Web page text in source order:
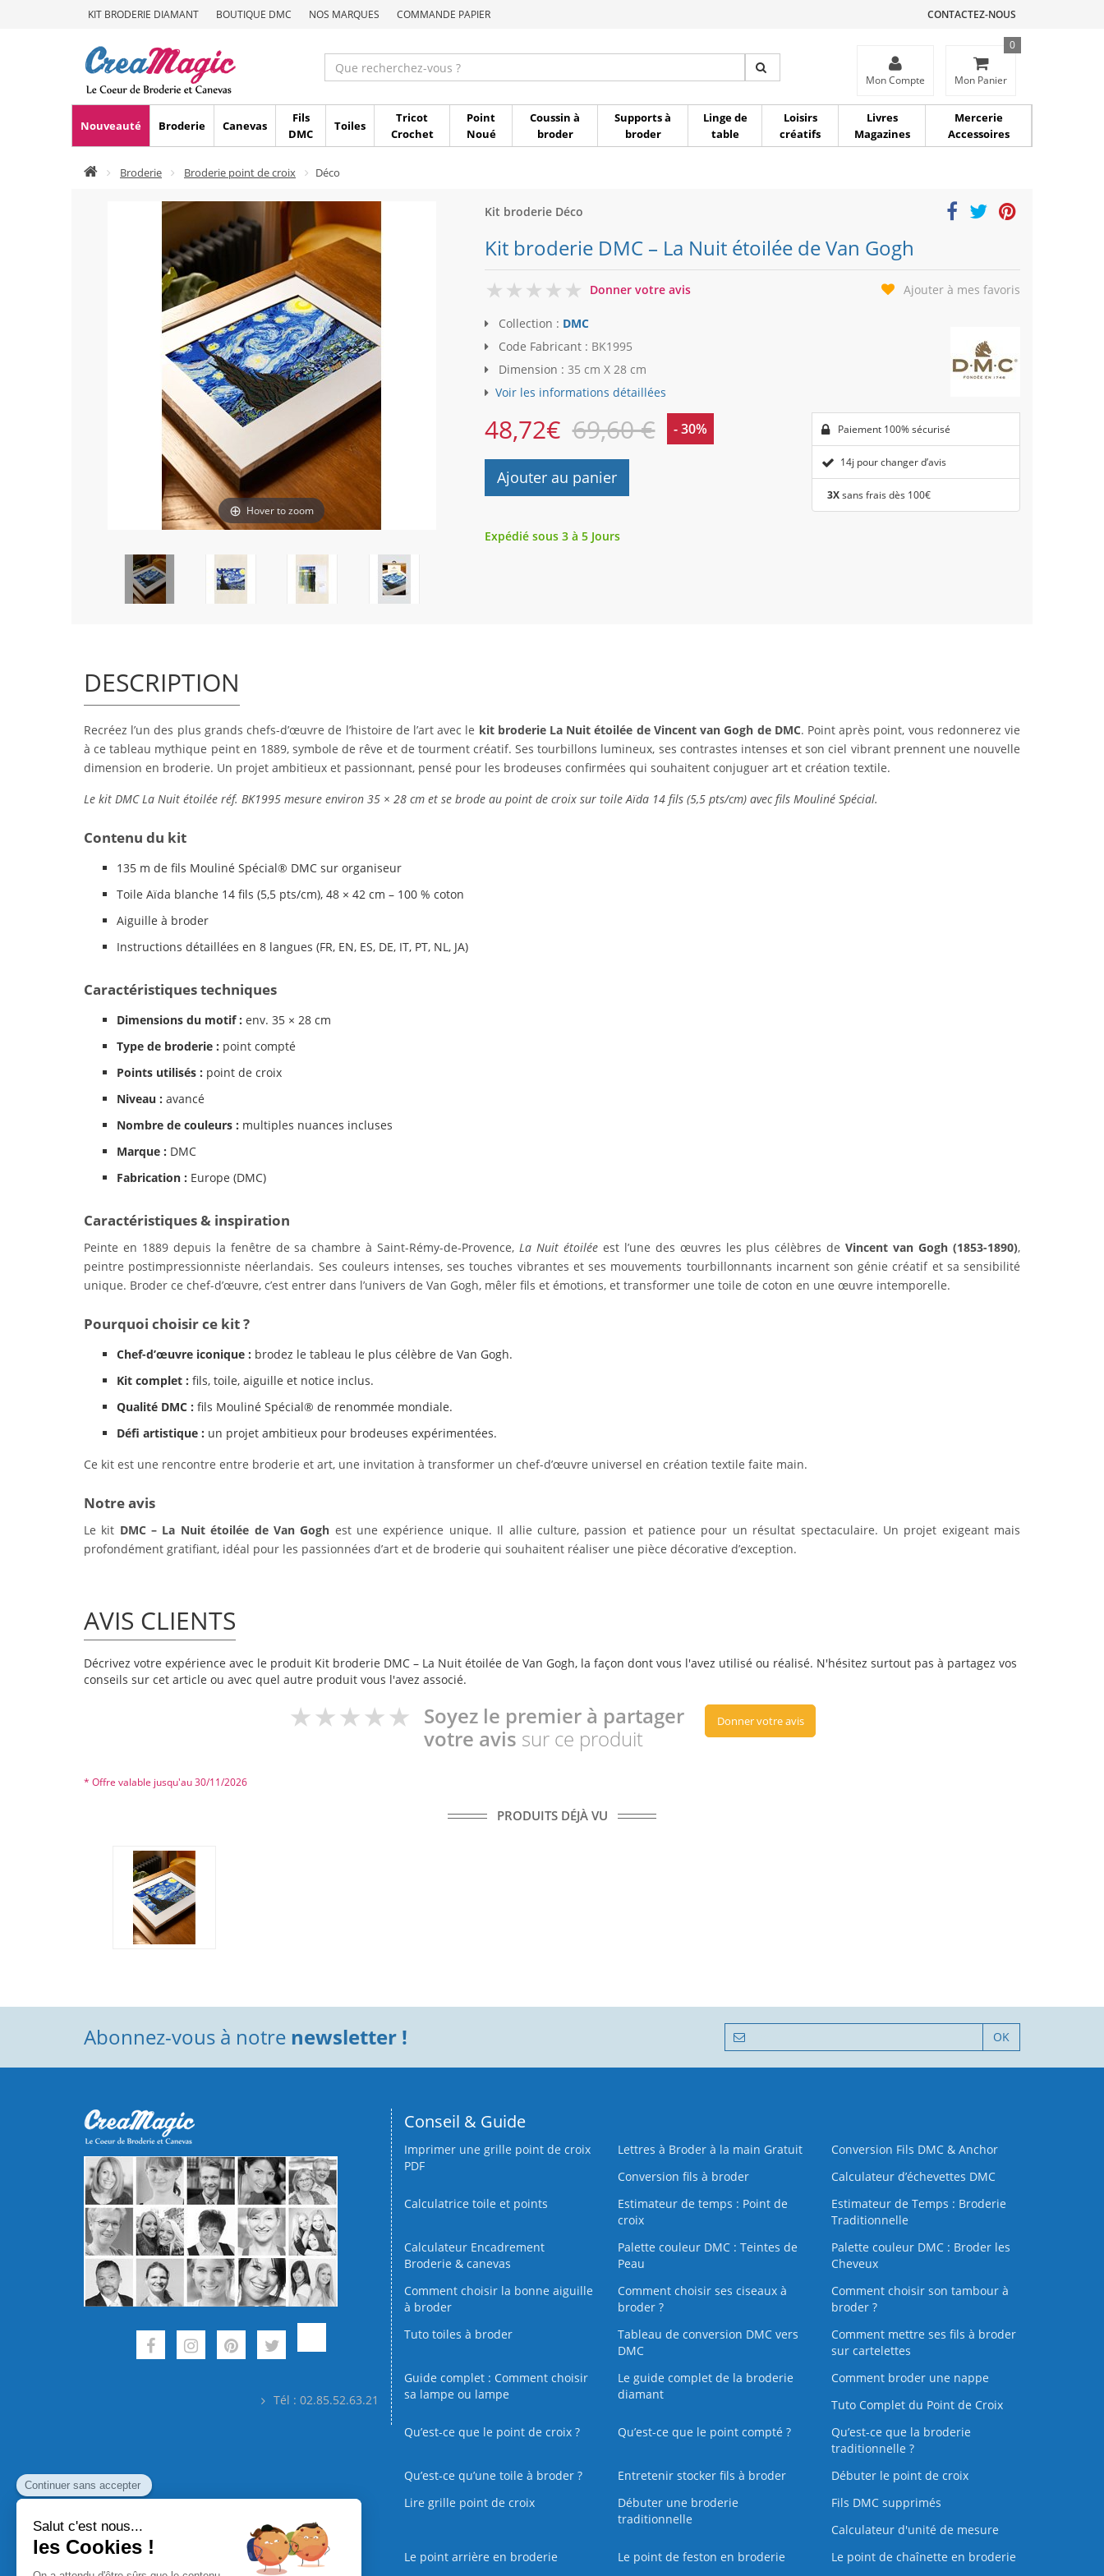
KIT BRODERIE DIAMANT BOUTIQUE DMC NOS MARQUES COMMANDE PAPIER CONTACTEZ-NOUS
Mon Compte Mon Panier
0
Nouveauté Broderie Canevas
Fils
DMC
Toiles
Tricot
Crochet
Point
Noué
Coussin à
broder
Supports à
broder
Linge de
table
Loisirs
créatifs
Livres
Magazines
Mercerie
Accessoires
Broderie Broderie point de croix Déco
Hover to zoom
Kit broderie Déco
Kit broderie DMC – La Nuit étoilée de Van Gogh
0
Donner votre avis Ajouter à mes favoris
Collection : DMC
Code Fabricant : BK1995
Dimension : 35 cm X 28 cm
Voir les informations détaillées
48,72€ 69,60 € - 30%
Ajouter au panier
Paiement 100% sécurisé
14j pour changer d’avis
3Xsans frais dès 100€
Expédié sous 3 à 5 Jours
DESCRIPTION
Recréez l’un des plus grands chefs-d’œuvre de l’histoire de l’art avec le kit broderie La Nuit étoilée de Vincent van Gogh de DMC. Point après point, vous redonnerez vie
à ce tableau mythique peint en 1889, symbole de rêve et de tourment créatif. Ses tourbillons lumineux, ses contrastes intenses et son ciel vibrant prennent une nouvelle
dimension en broderie. Un projet ambitieux et passionnant, pensé pour les brodeuses confirmées qui souhaitent conjuguer art et création textile.
Le kit DMC La Nuit étoilée réf. BK1995 mesure environ 35 × 28 cm et se brode au point de croix sur toile Aïda 14 fils (5,5 pts/cm) avec fils Mouliné Spécial.
Contenu du kit
135 m de fils Mouliné Spécial® DMC sur organiseur
Toile Aïda blanche 14 fils (5,5 pts/cm), 48 × 42 cm – 100 % coton
Aiguille à broder
Instructions détaillées en 8 langues (FR, EN, ES, DE, IT, PT, NL, JA)
Caractéristiques techniques
Dimensions du motif : env. 35 × 28 cm
Type de broderie : point compté
Points utilisés : point de croix
Niveau : avancé
Nombre de couleurs : multiples nuances incluses
Marque : DMC
Fabrication : Europe (DMC)
Caractéristiques & inspiration
Peinte en 1889 depuis la fenêtre de sa chambre à Saint-Rémy-de-Provence,La Nuit étoiléeest l’une des œuvres les plus célèbres deVincent van Gogh (1853-1890),
peintre postimpressionniste néerlandais. Ses couleurs intenses, ses touches vibrantes et ses mouvements tourbillonnants incarnent son génie créatif et sa sensibilité
unique. Broder ce chef-d’œuvre, c’est entrer dans l’univers de Van Gogh, mêler fils et émotions, et transformer une toile de coton en une œuvre intemporelle.
Pourquoi choisir ce kit ?
Chef-d’œuvre iconique : brodez le tableau le plus célèbre de Van Gogh.
Kit complet : fils, toile, aiguille et notice inclus.
Qualité DMC : fils Mouliné Spécial® de renommée mondiale.
Défi artistique : un projet ambitieux pour brodeuses expérimentées.
Ce kit est une rencontre entre broderie et art, une invitation à transformer un chef-d’œuvre universel en création textile faite main.
Notre avis
Le kit DMC – La Nuit étoilée de Van Gogh est une expérience unique. Il allie culture, passion et patience pour un résultat spectaculaire. Un projet exigeant mais
profondément gratifiant, idéal pour les passionnées d’art et de broderie qui souhaitent réaliser une pièce décorative d’exception.
AVIS CLIENTS
Décrivez votre expérience avec le produit Kit broderie DMC – La Nuit étoilée de Van Gogh, la façon dont vous l'avez utilisé ou réalisé. N'hésitez surtout pas à partagez vos
conseils sur cet article ou avec quel autre produit vous l'avez associé.
Soyez le premier à partager
votre avis sur ce produit
Donner votre avis
* Offre valable jusqu'au 30/11/2026
PRODUITS DÉJÀ VU
Abonnez-vous à notre newsletter ! OK
Tél : 02.85.52.63.21
Conseil & Guide
Imprimer une grille point de croix
PDF
Lettres à Broder à la main Gratuit
Conversion Fils DMC & Anchor
Conversion fils à broder
Calculateur d’échevettes DMC
Calculatrice toile et points
Estimateur de temps : Point de
croix
Estimateur de Temps : Broderie
Traditionnelle
Calculateur Encadrement
Broderie & canevas
Palette couleur DMC : Teintes de
Peau
Palette couleur DMC : Broder les
Cheveux
Comment choisir la bonne aiguille
à broder
Comment choisir ses ciseaux à
broder ?
Comment choisir son tambour à
broder ?
Tuto toiles à broder
Tableau de conversion DMC vers
DMC
Comment mettre ses fils à broder
sur cartelettes
Guide complet : Comment choisir
sa lampe ou lampe
Le guide complet de la broderie
diamant
Comment broder une nappe
Tuto Complet du Point de Croix
Qu’est-ce que le point de croix ?
Qu’est-ce que le point compté ?
Qu’est-ce que la broderie
traditionnelle ?
Qu’est‑ce qu’une toile à broder ?
Entretenir stocker fils à broder
Débuter le point de croix
Lire grille point de croix
Débuter une broderie
traditionnelle
Fils DMC supprimés
Calculateur d'unité de mesure
Le point arrière en broderie
Le point de feston en broderie Le point de chaînette en broderie